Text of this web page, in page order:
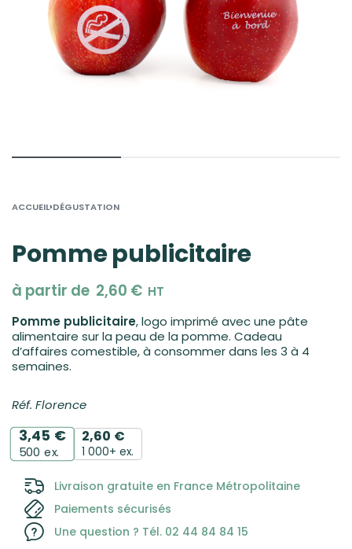
ACCUEIL›DÉGUSTATION
Pomme publicitaire
à partir de 2,60 € HT
Pomme publicitaire, logo imprimé avec une pâte
alimentaire sur la peau de la pomme. Cadeau
d’affaires comestible, à consommer dans les 3 à 4
semaines.
Réf. Florence
3,45 €
500 ex.
2,60 €
1 000+ ex.
Livraison gratuite en France Métropolitaine
Paiements sécurisés
Une question ? Tél. 02 44 84 84 15